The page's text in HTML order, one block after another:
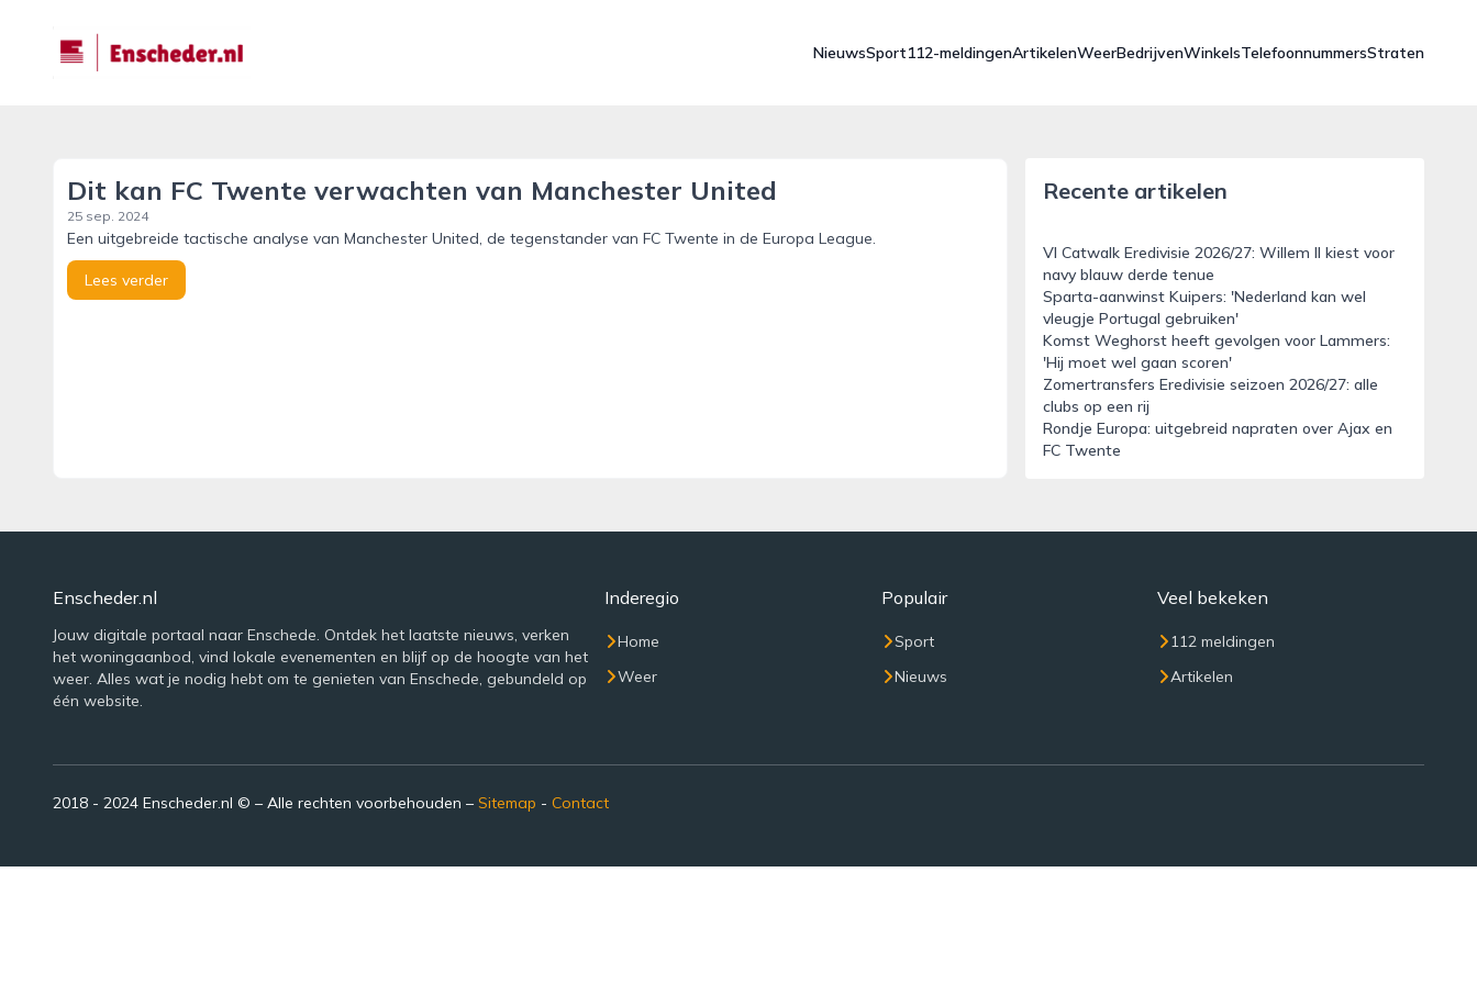
enscheder.nl
NieuwsSport112-meldingenArtikelenWeerBedrijvenWinkelsTelefoonnummersStraten
Dit kan FC Twente verwachten van Manchester United
25 sep. 2024
Een uitgebreide tactische analyse van Manchester United, de tegenstander van FC Twente in de Europa League.
Lees verder
Recente artikelen
VI Catwalk Eredivisie 2026/27: Willem II kiest voor
navy blauw derde tenue
Sparta-aanwinst Kuipers: 'Nederland kan wel
vleugje Portugal gebruiken'
Komst Weghorst heeft gevolgen voor Lammers:
'Hij moet wel gaan scoren'
Zomertransfers Eredivisie seizoen 2026/27: alle
clubs op een rij
Rondje Europa: uitgebreid napraten over Ajax en
FC Twente
Enscheder.nl
Jouw digitale portaal naar Enschede. Ontdek het laatste nieuws, verken
het woningaanbod, vind lokale evenementen en blijf op de hoogte van het
weer. Alles wat je nodig hebt om te genieten van Enschede, gebundeld op
één website.
Inderegio
Home
Weer
Populair
Sport
Nieuws
Veel bekeken
112 meldingen
Artikelen
2018 - 2024 Enscheder.nl © – Alle rechten voorbehouden – Sitemap - Contact